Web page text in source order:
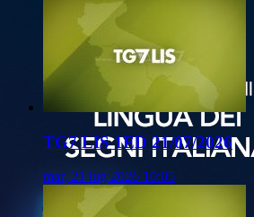
TG7 LIS 1ED 21/07/2026
mar, 21 lug 2026 10:05